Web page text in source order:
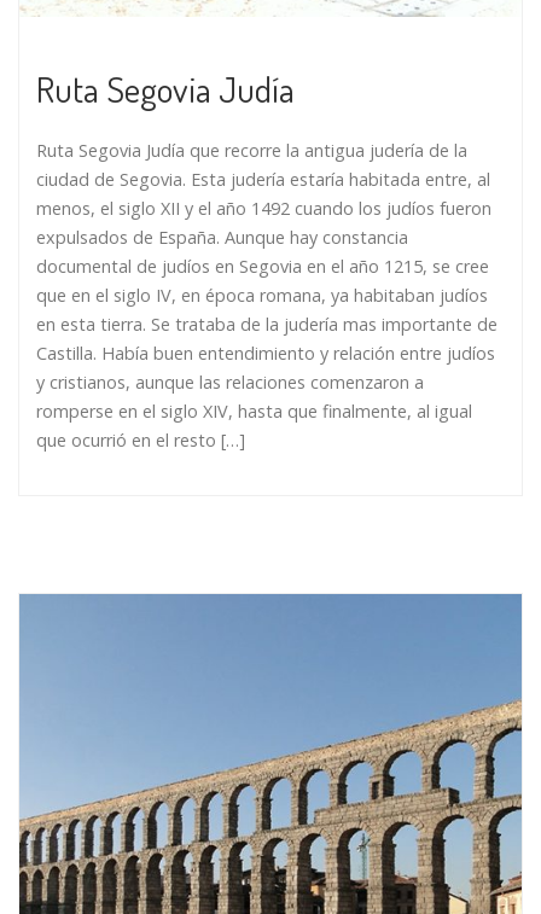
Ruta Segovia Judía
Ruta Segovia Judía que recorre la antigua judería de la
ciudad de Segovia. Esta judería estaría habitada entre, al
menos, el siglo XII y el año 1492 cuando los judíos fueron
expulsados de España. Aunque hay constancia
documental de judíos en Segovia en el año 1215, se cree
que en el siglo IV, en época romana, ya habitaban judíos
en esta tierra. Se trataba de la judería mas importante de
Castilla. Había buen entendimiento y relación entre judíos
y cristianos, aunque las relaciones comenzaron a
romperse en el siglo XIV, hasta que finalmente, al igual
que ocurrió en el resto […]